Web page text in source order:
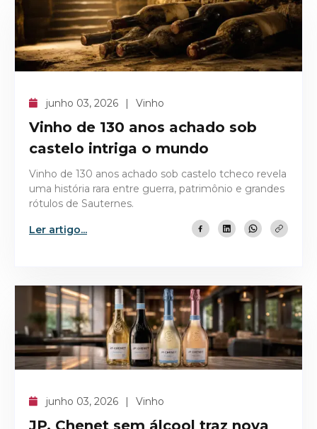
junho 03, 2026 Vinho
Vinho de 130 anos achado sob
castelo intriga o mundo
Vinho de 130 anos achado sob castelo tcheco revela
uma história rara entre guerra, patrimônio e grandes
rótulos de Sauternes.
Ler artigo...
junho 03, 2026 Vinho
JP. Chenet sem álcool traz nova